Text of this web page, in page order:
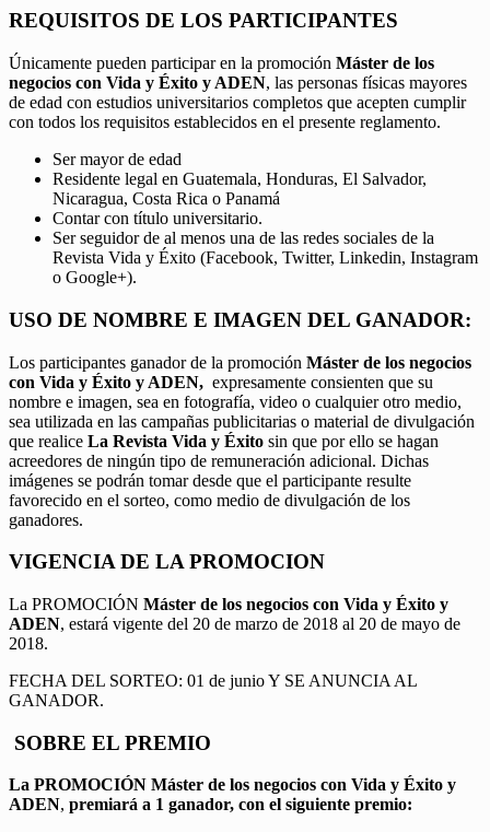
REQUISITOS DE LOS PARTICIPANTES
Únicamente pueden participar en la promoción Máster de los
negocios con Vida y Éxito y ADEN, las personas físicas mayores
de edad con estudios universitarios completos que acepten cumplir
con todos los requisitos establecidos en el presente reglamento.
Ser mayor de edad
Residente legal en Guatemala, Honduras, El Salvador,
Nicaragua, Costa Rica o Panamá
Contar con título universitario.
Ser seguidor de al menos una de las redes sociales de la
Revista Vida y Éxito (Facebook, Twitter, Linkedin, Instagram
o Google+).
USO DE NOMBRE E IMAGEN DEL GANADOR:
Los participantes ganador de la promoción Máster de los negocios
con Vida y Éxito y ADEN, expresamente consienten que su
nombre e imagen, sea en fotografía, video o cualquier otro medio,
sea utilizada en las campañas publicitarias o material de divulgación
que realice La Revista Vida y Éxito sin que por ello se hagan
acreedores de ningún tipo de remuneración adicional. Dichas
imágenes se podrán tomar desde que el participante resulte
favorecido en el sorteo, como medio de divulgación de los
ganadores.
VIGENCIA DE LA PROMOCION
La PROMOCIÓN Máster de los negocios con Vida y Éxito y
ADEN, estará vigente del 20 de marzo de 2018 al 20 de mayo de
2018.
FECHA DEL SORTEO: 01 de junio Y SE ANUNCIA AL
GANADOR.
SOBRE EL PREMIO
La PROMOCIÓN Máster de los negocios con Vida y Éxito y
ADEN, premiará a 1 ganador, con el siguiente premio: